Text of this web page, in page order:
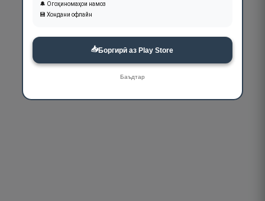
🔔 Огоҳиномаҳои намоз
💾 Хондани офлайн
📥Боргирӣ аз Play Store
Баъдтар